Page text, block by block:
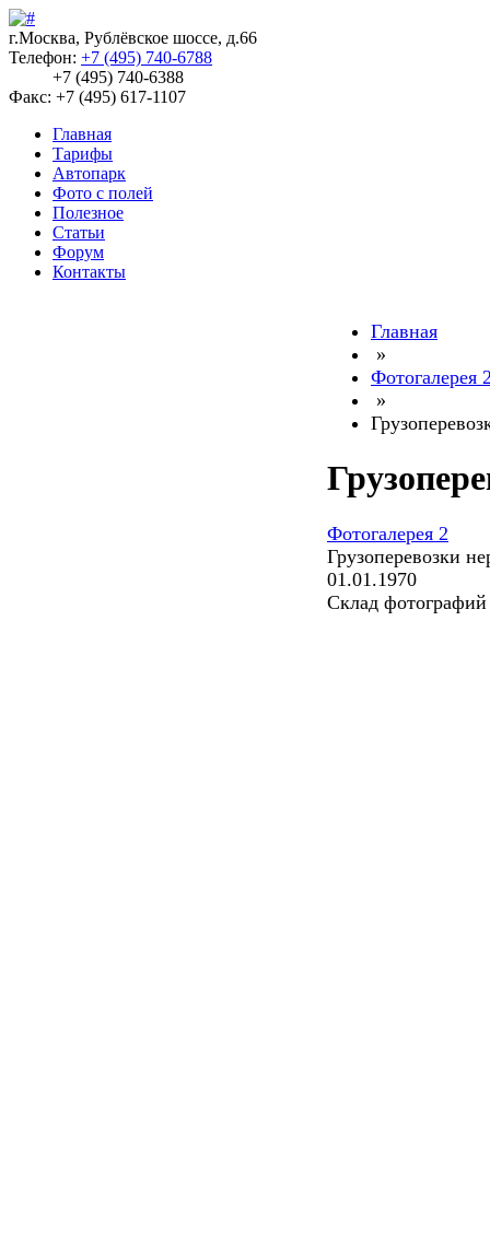
г.Москва, Рублёвское шоссе, д.66
Телефон: +7 (495) 740-6788
+7 (495) 740-6388
Факс: +7 (495) 617-1107
Главная
Тарифы
Автопарк
Фото с полей
Полезное
Статьи
Форум
Контакты
Главная
»
Фотогалерея
»
Фотогалерея 2
Грузоперевозки
01.01.1970
Склад фотографий